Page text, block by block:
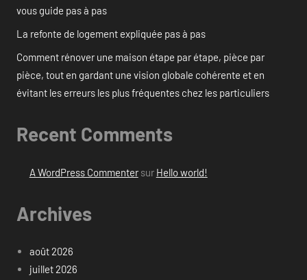
vous guide pas à pas
La refonte de logement expliquée pas à pas
Comment rénover une maison étape par étape, pièce par
pièce, tout en gardant une vision globale cohérente et en
évitant les erreurs les plus fréquentes chez les particuliers
Recent Comments
A WordPress Commentersur Hello world!
Archives
août 2026
juillet 2026